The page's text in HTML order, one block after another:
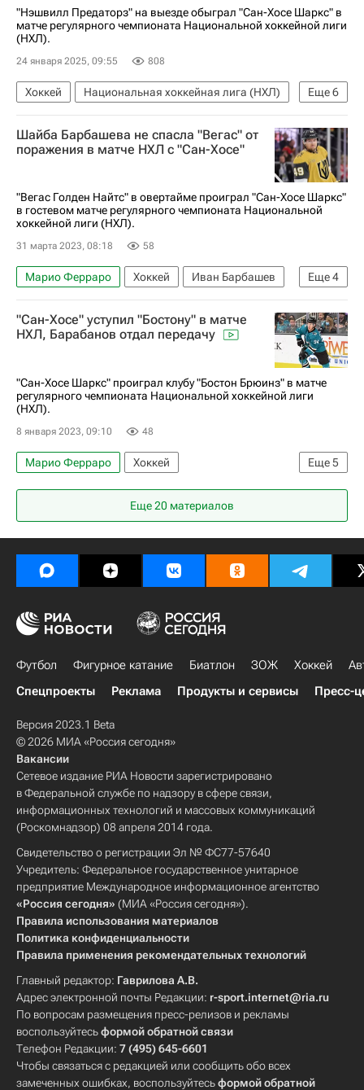
Анахайм Дакс
Сан-Хосе Шаркс
Национальная хоккейная лига (НХЛ)
Дмитрий Орлов
"Нэшвилл Предаторз" на выезде обыграл "Сан-Хосе Шаркс" в
матче регулярного чемпионата Национальной хоккейной лиги
(НХЛ).
24 января 2025, 09:55 808
Еще6
Хоккей
Национальная хоккейная лига (НХЛ)
Нэшвилл Предаторз
Сан-Хосе Шаркс
Густав Нюквист
Филип Форсберг
Спорт
Шайба Барбашева не спасла "Вегас" от
поражения в матче НХЛ с "Сан-Хосе"
"Вегас Голден Найтс" в овертайме проиграл "Сан-Хосе Шаркс"
в гостевом матче регулярного чемпионата Национальной
хоккейной лиги (НХЛ).
31 марта 2023, 08:18 58
Еще4
Марио Ферраро Хоккей
Иван Барбашев
Оскар Линдблум
Вегас Голден Найтс
Сан-Хосе Шаркс
"Сан-Хосе" уступил "Бостону" в матче
НХЛ, Барабанов отдал передачу
"Сан-Хосе Шаркс" проиграл клубу "Бостон Брюинз" в матче
регулярного чемпионата Национальной хоккейной лиги
(НХЛ).
8 января 2023, 09:10 48
Еще5
Марио Ферраро
Хоккей
Александр Барабанов
Логан Кутюр
Бостон Брюинз
Национальная хоккейная лига (НХЛ)
Еще 20 материалов
Футбол Фигурное катание Биатлон ЗОЖ Хоккей
Спецпроекты
Реклама Продукты и сервисы Пресс-
Версия 2023.1 Beta
© 2026 МИА «Россия сегодня»
Вакансии
Сетевое издание РИА Новости зарегистрировано
в Федеральной службе по надзору в сфере связи,
информационных технологий и массовых коммуникаций
(Роскомнадзор) 08 апреля 2014 года.
Свидетельство о регистрации Эл № ФС77-57640
Учредитель: Федеральное государственное унитарное
предприятие Международное информационное агентство
«Россия сегодня» (МИА «Россия сегодня»).
Правила использования материалов
Политика конфиденциальности
Правила применения рекомендательных технологий
Главный редактор: Гаврилова А.В.
Адрес электронной почты Редакции: r-sport.internet@ria.ru
По вопросам размещения пресс-релизов и рекламы
воспользуйтесьформой обратной связи
Телефон Редакции: 7 (495) 645-6601
Чтобы связаться с редакцией или сообщить обо всех
замеченных ошибках, воспользуйтесьформой обратной